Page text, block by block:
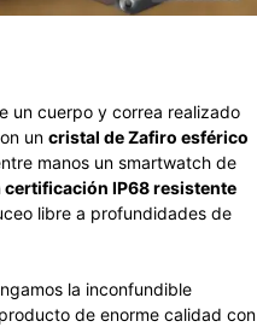
un cuerpo y correa realizado
un cristal de Zafiro esférico
manos un smartwatch de
certificación IP68 resistente
libre a profundidades de
la inconfundible
de enorme calidad con